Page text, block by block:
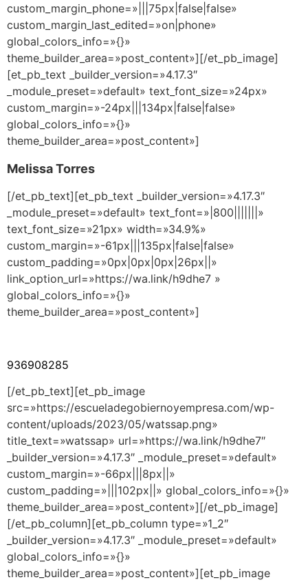
custom_margin_phone=»|||75px|false|false»
custom_margin_last_edited=»on|phone»
global_colors_info=»{}»
theme_builder_area=»post_content»][/et_pb_image]
[et_pb_text _builder_version=»4.17.3″
_module_preset=»default» text_font_size=»24px»
custom_margin=»-24px|||134px|false|false»
global_colors_info=»{}»
theme_builder_area=»post_content»]
Melissa Torres
[/et_pb_text][et_pb_text _builder_version=»4.17.3″
_module_preset=»default» text_font=»|800|||||||»
text_font_size=»21px» width=»34.9%»
custom_margin=»-61px|||135px|false|false»
custom_padding=»0px|0px|0px|26px||»
link_option_url=»https://wa.link/h9dhe7 »
global_colors_info=»{}»
theme_builder_area=»post_content»]
936908285
[/et_pb_text][et_pb_image
src=»https://escueladegobiernoyempresa.com/wp-
content/uploads/2023/05/watssap.png»
title_text=»watssap» url=»https://wa.link/h9dhe7″
_builder_version=»4.17.3″ _module_preset=»default»
custom_margin=»-66px|||8px||»
custom_padding=»|||102px||» global_colors_info=»{}»
theme_builder_area=»post_content»][/et_pb_image]
[/et_pb_column][et_pb_column type=»1_2″
_builder_version=»4.17.3″ _module_preset=»default»
global_colors_info=»{}»
theme_builder_area=»post_content»][et_pb_image